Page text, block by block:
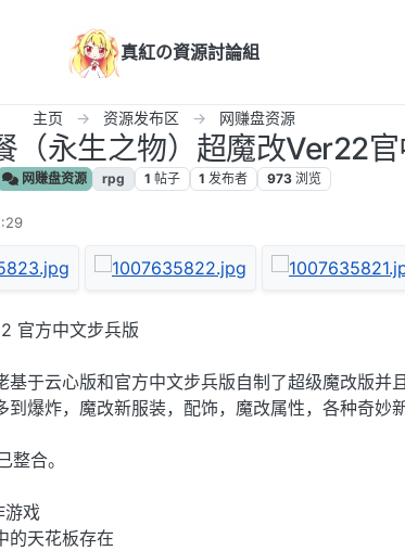
真紅の資源討論組
主页 资源发布区 网赚盘资源
永生之物）超魔改Ver22官
网赚盘资源 rpg 1 帖子 1 发布者 973 浏览
官方中文步兵版
基于云心版和官方中文步兵版自制了超级魔改版并
爆炸，魔改新服装，配饰，魔改属性，各种奇妙
合。
游戏
的天花板存在